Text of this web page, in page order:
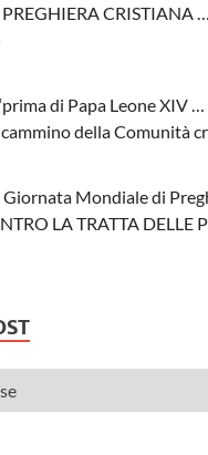
PREGHIERA CRISTIANA
di Papa Leone XIV
della Comunità
Giornata Mondiale di
LA TRATTA DELLE